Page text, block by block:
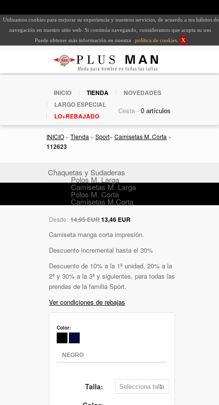
Utilizamos cookies para mejorar su experiencia y nuestros servicios, de acuerdo a tus hábitos de
navegación en nuestro sitio web. Si continúa navegando, consideramos que acepta su uso.
Puede obtener más información en nuestra
política de cookies X
INICIO TIENDA
NOVEDADES
LARGO ESPECIAL
LO+REBAJADO
Cesta -
INICIO » Tienda » Sport» Camisetas M. Corta »
112623
Chaquetas y Sudaderas
Polos M. Larga
Camisetas M. Larga
Polos M. Corta
Camisetas M.Corta
Desde: 14,95 EUR13,46 EUR
Camiseta manga corta impresión.
Descuento incremental hasta el 30%
Descuento de 10% a la 1ª unidad, 20% a la
2ª y 30% a la 3ª y siguientes, para todas las
prendas de la familia Sport.
Ver condiciones de rebajas
Color:
Talla: